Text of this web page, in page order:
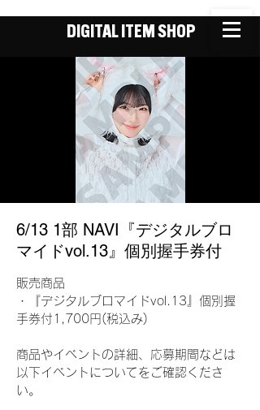
DIGITAL ITEM SHOP
6/13 1部 NAVI『デジタルブロ
マイドvol.13』個別握手券付
販売商品
・『デジタルブロマイドvol.13』個別握
手券付1,700円(税込み)
商品やイベントの詳細、応募期間などは
以下イベントについてをご確認くださ
い。